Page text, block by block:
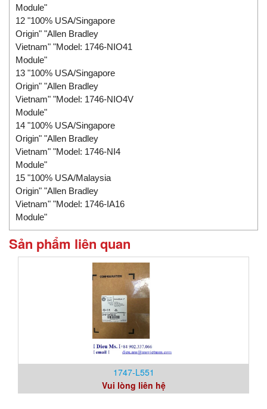
Module"
12 "100% USA/Singapore
Origin" "Allen Bradley
Vietnam" "Model: 1746-NIO41
Module"
13 "100% USA/Singapore
Origin" "Allen Bradley
Vietnam" "Model: 1746-NIO4V
Module"
14 "100% USA/Singapore
Origin" "Allen Bradley
Vietnam" "Model: 1746-NI4
Module"
15 "100% USA/Malaysia
Origin" "Allen Bradley
Vietnam" "Model: 1746-IA16
Module"
Sản phẩm liên quan
1747-L551
Vui lòng liên hệ